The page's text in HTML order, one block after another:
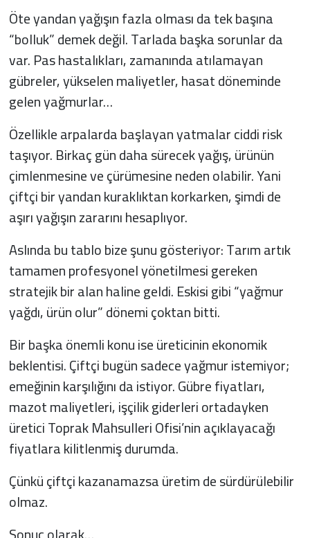
Öte yandan yağışın fazla olması da tek başına
“bolluk” demek değil. Tarlada başka sorunlar da
var. Pas hastalıkları, zamanında atılamayan
gübreler, yükselen maliyetler, hasat döneminde
gelen yağmurlar…
Özellikle arpalarda başlayan yatmalar ciddi risk
taşıyor. Birkaç gün daha sürecek yağış, ürünün
çimlenmesine ve çürümesine neden olabilir. Yani
çiftçi bir yandan kuraklıktan korkarken, şimdi de
aşırı yağışın zararını hesaplıyor.
Aslında bu tablo bize şunu gösteriyor: Tarım artık
tamamen profesyonel yönetilmesi gereken
stratejik bir alan haline geldi. Eskisi gibi “yağmur
yağdı, ürün olur” dönemi çoktan bitti.
Bir başka önemli konu ise üreticinin ekonomik
beklentisi. Çiftçi bugün sadece yağmur istemiyor;
emeğinin karşılığını da istiyor. Gübre fiyatları,
mazot maliyetleri, işçilik giderleri ortadayken
üretici Toprak Mahsulleri Ofisi’nin açıklayacağı
fiyatlara kilitlenmiş durumda.
Çünkü çiftçi kazanamazsa üretim de sürdürülebilir
olmaz.